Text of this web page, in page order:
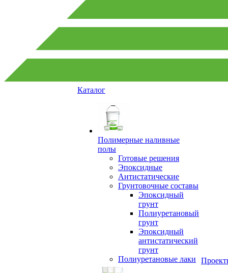
Каталог
Полимерные наливные
полы
Готовые решения
Эпоксидные
Антистатические
Грунтовочные составы
Эпоксидный
грунт
Полиуретановый
грунт
Эпоксидный
антистатический
грунт
Полиуретановые лаки